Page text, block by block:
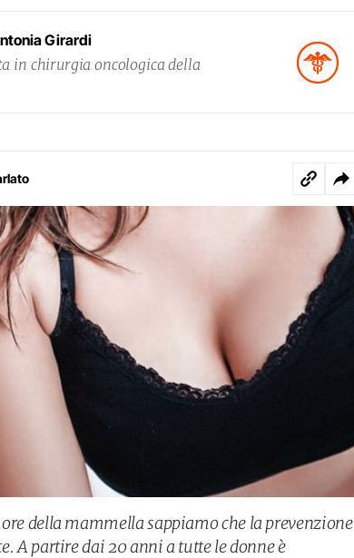
Girardi
in chirurgia oncologica della
della mammella sappiamo che la prevenzione
A partire dai 20 anni a tutte le donne è